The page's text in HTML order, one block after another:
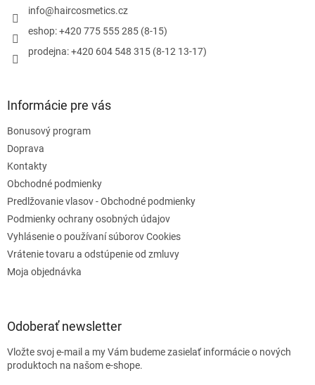
info@haircosmetics.cz
eshop: +420 775 555 285 (8-15)
prodejna: +420 604 548 315 (8-12 13-17)
Informácie pre vás
Bonusový program
Doprava
Kontakty
Obchodné podmienky
Predlžovanie vlasov - Obchodné podmienky
Podmienky ochrany osobných údajov
Vyhlásenie o používaní súborov Cookies
Vrátenie tovaru a odstúpenie od zmluvy
Moja objednávka
Odoberať newsletter
Vložte svoj e-mail a my Vám budeme zasielať informácie o nových
produktoch na našom e-shope.